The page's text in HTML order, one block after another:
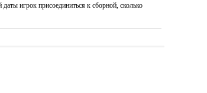
игрок присоединиться к сборной, сколько